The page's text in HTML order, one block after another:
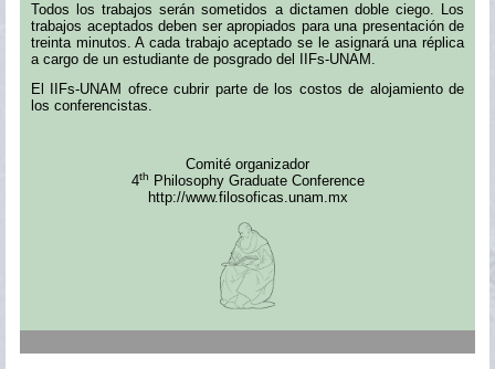
Todos los trabajos serán sometidos a dictamen doble ciego. Los
trabajos aceptados deben ser apropiados para una presentación de
treinta minutos. A cada trabajo aceptado se le asignará una réplica
a cargo de un estudiante de posgrado del IIFs-UNAM.
El IIFs-UNAM ofrece cubrir parte de los costos de alojamiento de
los conferencistas.
Comité organizador
4th
Philosophy Graduate Conference
http://www.filosoficas.unam.mx